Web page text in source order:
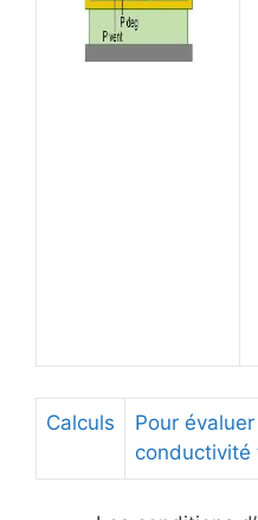
Calculs
Pour
conductivité